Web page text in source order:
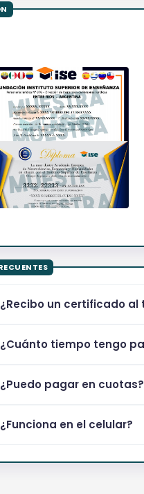
¿Recibo un certificado al
¿Cuánto tiempo tengo
¿Puedo pagar en cuotas?
¿Funciona en el celular?